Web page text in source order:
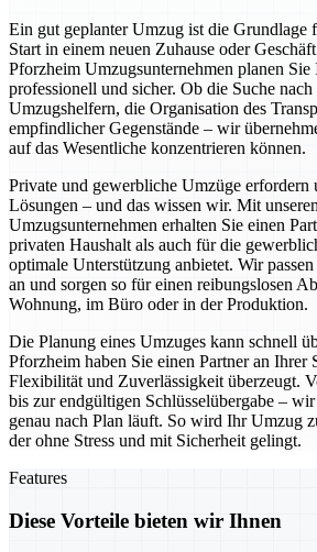
Ein gut geplanter Umzug ist die Grundlage
Start in einem neuen Zuhause oder
Pforzheim Umzugsunternehmen planen
professionell und sicher. Ob die Suche nach
Umzugshelfern, die Organisation des
empfindlicher Gegenstände – wir
auf das Wesentliche konzentrieren können.
Private und gewerbliche Umzüge erfordern
Lösungen – und das wissen wir. Mit
Umzugsunternehmen erhalten Sie einen
privaten Haushalt als auch für die
optimale Unterstützung anbietet. Wir
an und sorgen so für einen reibungslosen
Wohnung, im Büro oder in der Produktion.
Die Planung eines Umzuges kann schnell
Pforzheim haben Sie einen Partner an Ihrer
Flexibilität und Zuverlässigkeit überzeugt.
bis zur endgültigen Schlüsselübergabe –
genau nach Plan läuft. So wird Ihr Umzug
der ohne Stress und mit Sicherheit gelingt.
Features
Diese Vorteile bieten wir Ihnen